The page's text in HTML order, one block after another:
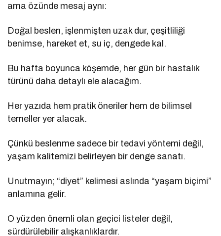
ama özünde mesaj aynı:
Doğal beslen, işlenmişten uzak dur, çeşitliliği
benimse, hareket et, su iç, dengede kal.
Bu hafta boyunca köşemde, her gün bir hastalık
türünü daha detaylı ele alacağım.
Her yazıda hem pratik öneriler hem de bilimsel
temeller yer alacak.
Çünkü beslenme sadece bir tedavi yöntemi değil,
yaşam kalitemizi belirleyen bir denge sanatı.
Unutmayın; “diyet” kelimesi aslında “yaşam biçimi”
anlamına gelir.
O yüzden önemli olan geçici listeler değil,
sürdürülebilir alışkanlıklardır.